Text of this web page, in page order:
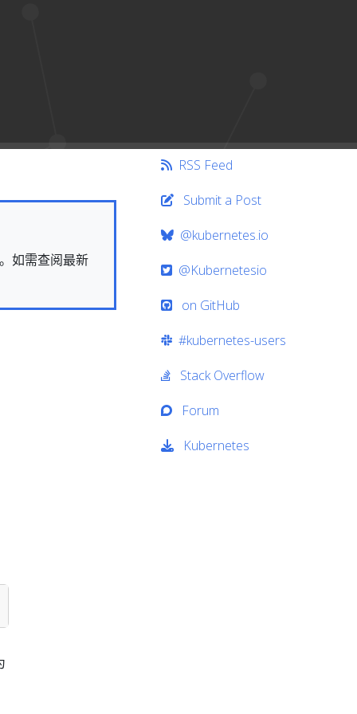
如需查阅最新
RSS Feed
Submit a Post
@kubernetes.io
@Kubernetesio
on GitHub
#kubernetes-users
Stack Overflow
Forum
Kubernetes